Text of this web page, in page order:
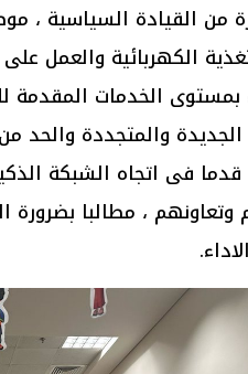
من القيادة السياسية ،
الكهربائية والعمل على
بمستوى الخدمات
والمتجددة والحد
فى اتجاه الشبكة
، مطالبا